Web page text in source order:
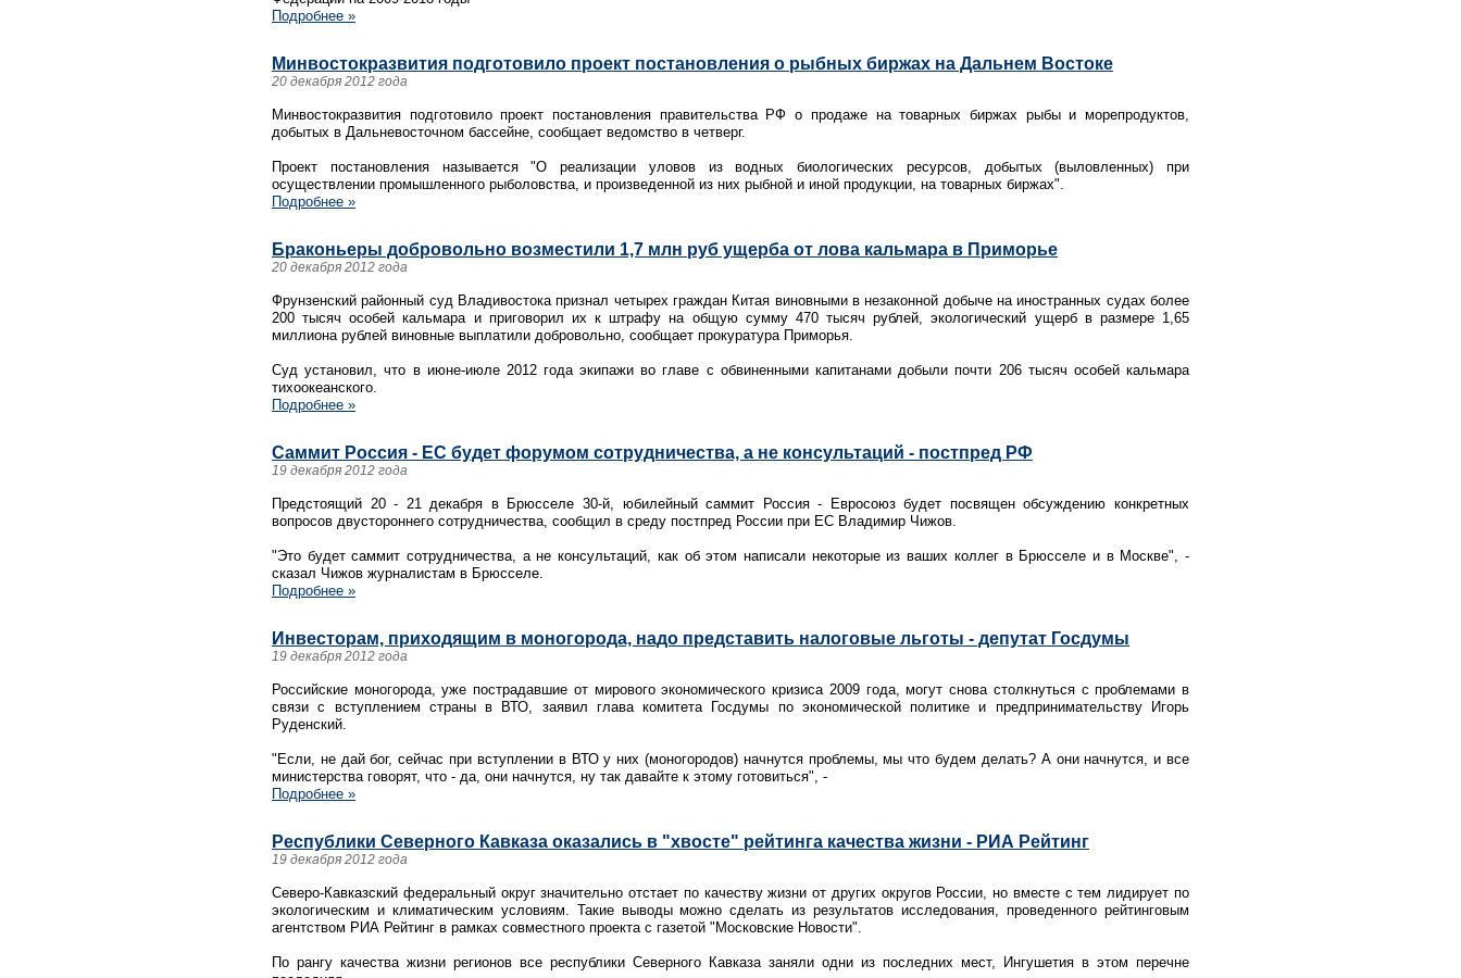
Подробнее »
Минвостокразвития подготовило проект постановления о рыбных биржах на Дальнем Востоке
20 декабря 2012 года
Минвостокразвития подготовило проект постановления правительства РФ о продаже на товарных биржах рыбы и морепродуктов,
добытых в Дальневосточном бассейне, сообщает ведомство в четверг.
Проект постановления называется "О реализации уловов из водных биологических ресурсов, добытых (выловленных) при
осуществлении промышленного рыболовства, и произведенной из них рыбной и иной продукции, на товарных биржах".
Подробнее »
Браконьеры добровольно возместили 1,7 млн руб ущерба от лова кальмара в Приморье
20 декабря 2012 года
Фрунзенский районный суд Владивостока признал четырех граждан Китая виновными в незаконной добыче на иностранных судах более
200 тысяч особей кальмара и приговорил их к штрафу на общую сумму 470 тысяч рублей, экологический ущерб в размере 1,65
миллиона рублей виновные выплатили добровольно, сообщает прокуратура Приморья.
Суд установил, что в июне-июле 2012 года экипажи во главе с обвиненными капитанами добыли почти 206 тысяч особей кальмара
тихоокеанского.
Подробнее »
Саммит Россия - ЕС будет форумом сотрудничества, а не консультаций - постпред РФ
19 декабря 2012 года
Предстоящий 20 - 21 декабря в Брюсселе 30-й, юбилейный саммит Россия - Евросоюз будет посвящен обсуждению конкретных
вопросов двустороннего сотрудничества, сообщил в среду постпред России при ЕС Владимир Чижов.
"Это будет саммит сотрудничества, а не консультаций, как об этом написали некоторые из ваших коллег в Брюсселе и в Москве", -
сказал Чижов журналистам в Брюсселе.
Подробнее »
Инвесторам, приходящим в моногорода, надо представить налоговые льготы - депутат Госдумы
19 декабря 2012 года
Российские моногорода, уже пострадавшие от мирового экономического кризиса 2009 года, могут снова столкнуться с проблемами в
связи с вступлением страны в ВТО, заявил глава комитета Госдумы по экономической политике и предпринимательству Игорь
Руденский.
"Если, не дай бог, сейчас при вступлении в ВТО у них (моногородов) начнутся проблемы, мы что будем делать? А они начнутся, и все
министерства говорят, что - да, они начнутся, ну так давайте к этому готовиться", -
Подробнее »
Республики Северного Кавказа оказались в "хвосте" рейтинга качества жизни - РИА Рейтинг
19 декабря 2012 года
Северо-Кавказский федеральный округ значительно отстает по качеству жизни от других округов России, но вместе с тем лидирует по
экологическим и климатическим условиям. Такие выводы можно сделать из результатов исследования, проведенного рейтинговым
агентством РИА Рейтинг в рамках совместного проекта с газетой "Московские Новости".
По рангу качества жизни регионов все республики Северного Кавказа заняли одни из последних мест, Ингушетия в этом перечне